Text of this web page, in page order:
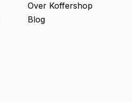
Over Koffershop
Blog